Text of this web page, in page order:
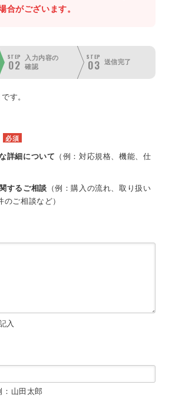
合がございます。
STEP
02
入力内容の
確認
STEP
03 送信完了
す。
必須
詳細について （例：対応規格、機能、仕
するご相談 （例：購入の流れ、取り扱い
ご相談など）
入
山田太郎